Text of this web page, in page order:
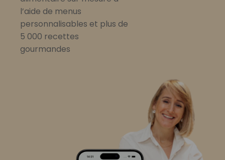
l’aide de menus
personnalisables et plus de
5 000 recettes
gourmandes